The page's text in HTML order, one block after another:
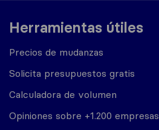
Herramientas útiles
Precios de mudanzas
Solicita presupuestos gratis
Calculadora de volumen
Opiniones sobre +1.200 empresas